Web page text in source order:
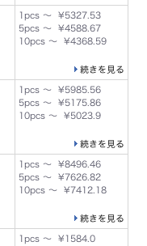
1pcs ～ ¥5327.53
5pcs ～ ¥4588.67
10pcs ～ ¥4368.59
続きを見る
1pcs ～ ¥5985.56
5pcs ～ ¥5175.86
10pcs ～ ¥5023.9
続きを見る
1pcs ～ ¥8496.46
5pcs ～ ¥7626.82
10pcs ～ ¥7412.18
続きを見る
1pcs ～ ¥1584.0